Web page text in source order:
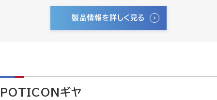
製品情報を詳しく見る
POTICONギヤ